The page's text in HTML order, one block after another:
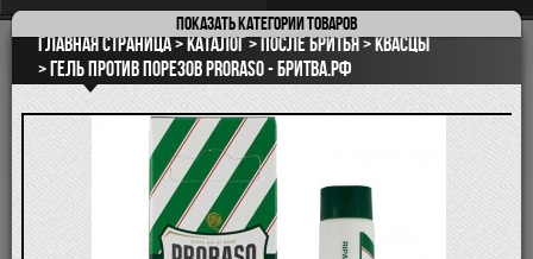
Показатькатегории товаров
ПОДАРОЧНЫЕ НАБОРЫ
ОПАСНЫЕ БРИТВЫ
РЕМНИ
КЛАССИЧЕСКИЕ СТАНКИ
БРИТВЕННЫЕ НАБОРЫ
ПОМАЗКИ
СОВРЕМЕННЫЕ БРИТВЫ
ФУТЛЯРЫ
ДЛЯ БРИТЬЯ
Главная страница Каталог После бритья
Квасцы
Гель против порезов Proraso - Бритва.рф